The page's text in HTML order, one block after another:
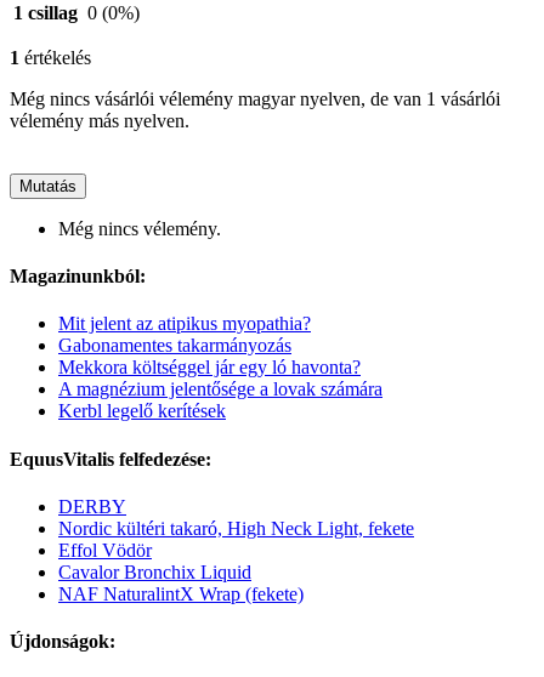
1 csillag 0 (0%)
1 értékelés
Még nincs vásárlói vélemény magyar nyelven, de van 1 vásárlói
vélemény más nyelven.
Mutatás
Még nincs vélemény.
Magazinunkból:
Mit jelent az atipikus myopathia?
Gabonamentes takarmányozás
Mekkora költséggel jár egy ló havonta?
A magnézium jelentősége a lovak számára
Kerbl legelő kerítések
EquusVitalis felfedezése:
DERBY
Nordic kültéri takaró, High Neck Light, fekete
Effol Vödör
Cavalor Bronchix Liquid
NAF NaturalintX Wrap (fekete)
Újdonságok: